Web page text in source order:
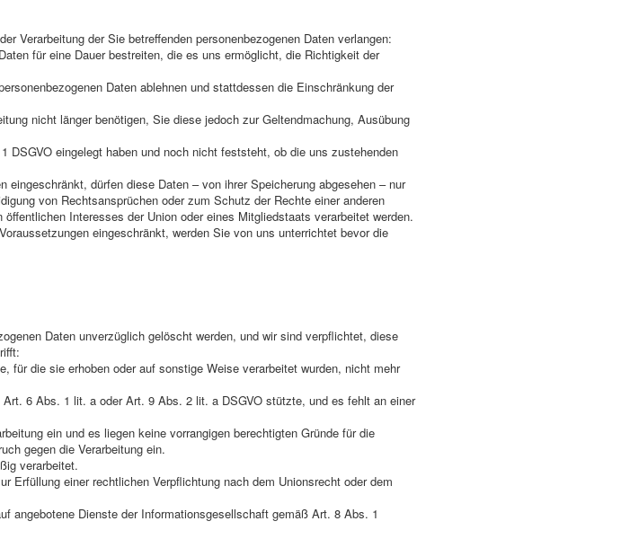
Verarbeitung der Sie betreffenden personenbezogenen Daten verlangen:
für eine Dauer bestreiten, die es uns ermöglicht, die Richtigkeit der
Daten ablehnen und stattdessen die Einschränkung der
nicht länger benötigen, Sie diese jedoch zur Geltendmachung, Ausübung
DSGVO eingelegt haben und noch nicht feststeht, ob die uns zustehenden
eingeschränkt, dürfen diese Daten – von ihrer Speicherung abgesehen – nur
von Rechtsansprüchen oder zum Schutz der Rechte einer anderen
Interesses der Union oder eines Mitgliedstaats verarbeitet werden.
eingeschränkt, werden Sie von uns unterrichtet bevor die
Daten unverzüglich gelöscht werden, und wir sind verpflichtet, diese
für die sie erhoben oder auf sonstige Weise verarbeitet wurden, nicht mehr
6 Abs. 1 lit. a oder Art. 9 Abs. 2 lit. a DSGVO stützte, und es fehlt an einer
ein und es liegen keine vorrangigen berechtigten Gründe für die
gegen die Verarbeitung ein.
verarbeitet.
Erfüllung einer rechtlichen Verpflichtung nach dem Unionsrecht oder dem
angebotene Dienste der Informationsgesellschaft gemäß Art. 8 Abs. 1